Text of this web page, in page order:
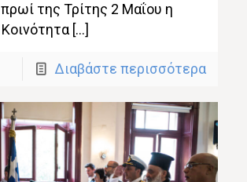
της Τρίτης 2 Μαΐου η
[…]
Διαβάστε περισσότερα